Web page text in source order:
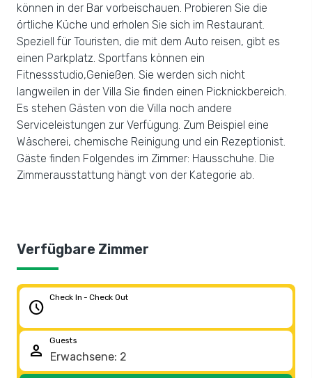
können in der Bar vorbeischauen. Probieren Sie die
örtliche Küche und erholen Sie sich im Restaurant.
Speziell für Touristen, die mit dem Auto reisen, gibt es
einen Parkplatz. Sportfans können ein
Fitnessstudio,Genießen. Sie werden sich nicht
langweilen in der Villa Sie finden einen Picknickbereich.
Es stehen Gästen von die Villa noch andere
Serviceleistungen zur Verfügung. Zum Beispiel eine
Wäscherei, chemische Reinigung und ein Rezeptionist.
Gäste finden Folgendes im Zimmer: Hausschuhe. Die
Zimmerausstattung hängt von der Kategorie ab.
Verfügbare Zimmer
schedule
Check In - Check Out
person
Guests